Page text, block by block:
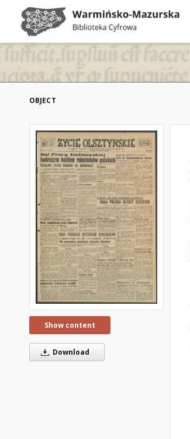
OBJECT
Show content
Download